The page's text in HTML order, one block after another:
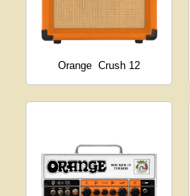
Orange Crush 12